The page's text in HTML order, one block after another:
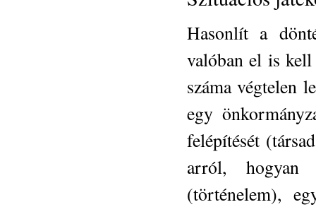
Hasonlít a
valóban el is
száma végtelen
egy
felépítését
arról, hogyan
(történelem),